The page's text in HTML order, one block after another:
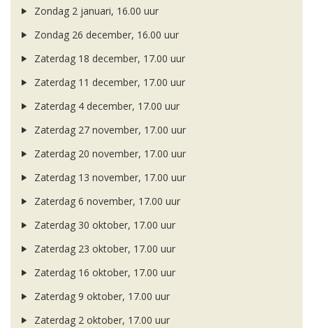
Zondag 2 januari, 16.00 uur
Zondag 26 december, 16.00 uur
Zaterdag 18 december, 17.00 uur
Zaterdag 11 december, 17.00 uur
Zaterdag 4 december, 17.00 uur
Zaterdag 27 november, 17.00 uur
Zaterdag 20 november, 17.00 uur
Zaterdag 13 november, 17.00 uur
Zaterdag 6 november, 17.00 uur
Zaterdag 30 oktober, 17.00 uur
Zaterdag 23 oktober, 17.00 uur
Zaterdag 16 oktober, 17.00 uur
Zaterdag 9 oktober, 17.00 uur
Zaterdag 2 oktober, 17.00 uur